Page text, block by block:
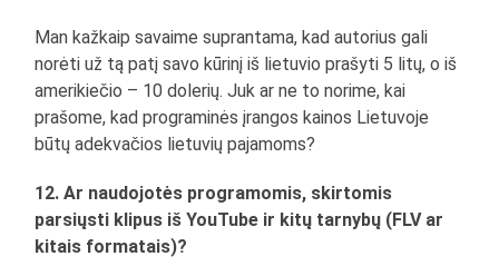
Man kažkaip savaime suprantama, kad autorius gali
norėti už tą patį savo kūrinį iš lietuvio prašyti 5 litų, o iš
amerikiečio – 10 dolerių. Juk ar ne to norime, kai
prašome, kad programinės įrangos kainos Lietuvoje
būtų adekvačios lietuvių pajamoms?
12. Ar naudojotės programomis, skirtomis
parsiųsti klipus iš YouTube ir kitų tarnybų (FLV ar
kitais formatais)?